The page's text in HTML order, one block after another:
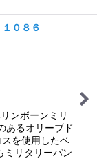
０８６
ンボーンミリ
あるオリーブド
を使用したベ
ミリタリーパン